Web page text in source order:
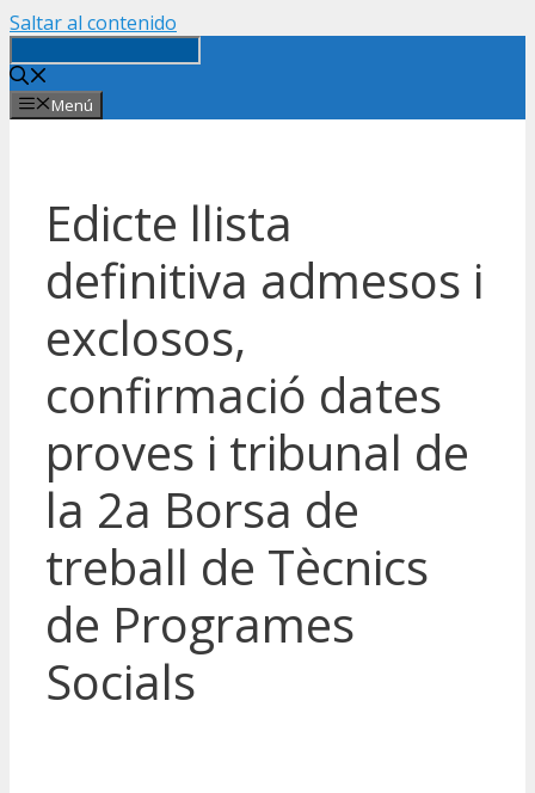
Saltar al contenido
Menú
Edicte llista
definitiva admesos i
exclosos,
confirmació dates
proves i tribunal de
la 2a Borsa de
treball de Tècnics
de Programes
Socials